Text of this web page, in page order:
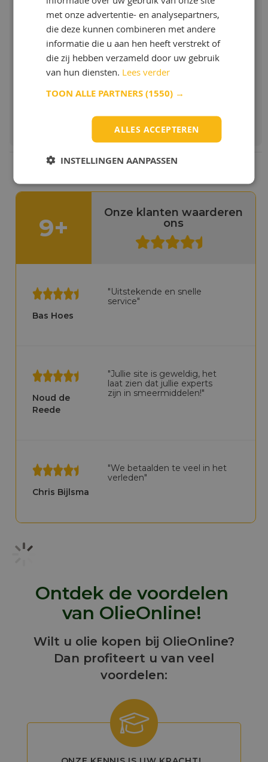
Low SAPS doch hoge TBN voor lange
onderhoudsintervallen.
Meer info
Q8 Formula Truck 9000 FE 5W-20
Meer info
Vanaf:
€ 6,46 / L
9+
Onze klanten waarderen
ons
Bas Hoes
"Uitstekende en snelle
service"
Noud de
Reede
"Jullie site is geweldig, het
laat zien dat jullie experts
zijn in smeermiddelen!"
Chris Bijlsma
"We betaalden te veel in het
verleden"
Ontdek de voordelen
van OlieOnline!
Wilt u olie kopen bij OlieOnline?
Dan profiteert u van veel
voordelen:
met onze advertentie- en analysepartners,
die deze kunnen combineren met andere
informatie die u aan hen heeft verstrekt of
die zij hebben verzameld door uw gebruik
van hun diensten. Lees verder
TOON ALLE PARTNERS(1550) →
ALLES ACCEPTEREN
INSTELLINGEN AANPASSEN